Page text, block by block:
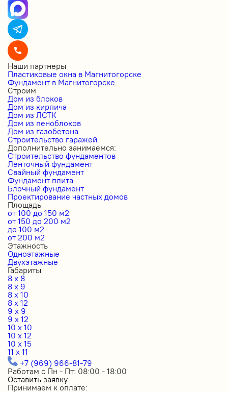
Наши партнеры
Пластиковые окна в Магнитогорске
Фундамент в Магнитогорске
Строим
Дом из блоков
Дом из кирпича
Дом из ЛСТК
Дом из пеноблоков
Дом из газобетона
Строительство гаражей
Дополнительно занимаемся:
Строительство фундаментов
Ленточный фундамент
Свайный фундамент
Фундамент плита
Блочный фундамент
Проектирование частных домов
Площадь
от 100 до 150 м2
от 150 до 200 м2
до 100 м2
от 200 м2
Этажность
Одноэтажные
Двухэтажные
Габариты
8 x 8
8 x 9
8 x 10
8 x 12
9 x 9
9 x 12
10 x 10
10 x 12
10 x 15
11 x 11
+7 (969) 966-81-79
Работам с Пн - Пт: 08:00 - 18:00
Оставить заявку
Принимаем к оплате: